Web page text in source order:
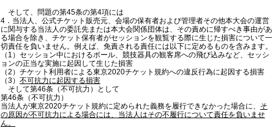
そして、問題の第45条の第4項には
4．当法人、公式チケット販売元、会場の保有者および管理者その他本大会の運営
に関与する当法人の委託先または本大会関係団体は、その責めに帰すべき事由があ
る場合を除き、チケット保有者がセッションを観覧する際に生じた損害について一
切責任を負いません。例えば、免責される責任には以下に定めるものを含みます。
（1）セッション中におけるボール、競技器具の観客席への飛び込みなど、セッシ
ョンの正当な実施に起因して生じた損害
（2）チケット利用者による東京2020チケット規約への違反行為に起因する損害
（3） 不可抗力に起因する損害
そして第46条（不可抗力）として
第46条（不可抗力）
当法人が東京2020チケット規約に定められた義務を履行できなかった場合に、 そ
の原因が不可抗力による場合には、当法人はその不履行について責任を負いませ
ん。